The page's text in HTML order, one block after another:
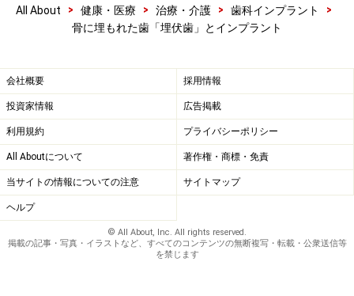
埋伏歯の早期発見
中学生になったのにいつまでも乳歯が抜けない……。乳歯
は抜けたのに永久歯が生えてこない……。当たり前のよう
All About > 健康・医療 > 治療・介護 > 歯科インプラント
>
骨に埋もれた歯「埋伏歯」とインプラント
会社概要 採用情報
投資家情報 広告掲載
利用規約 プライバシーポリシー
All Aboutについて 著作権・商標・免責
当サイトの情報についての注意 サイトマップ
ヘルプ
© All About, Inc. All rights reserved.
掲載の記事・写真・イラストなど、すべてのコンテンツの無断複写・転載・公衆送信等
を禁じます